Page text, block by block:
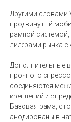
Другими словами
продвинутый
рамной системой,
лидерами рынка с
Дополнительные
прочного
соединяются
креплений и
Базовая рама,
анодированы в